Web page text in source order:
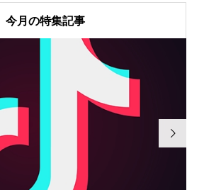
今月の特集記事
